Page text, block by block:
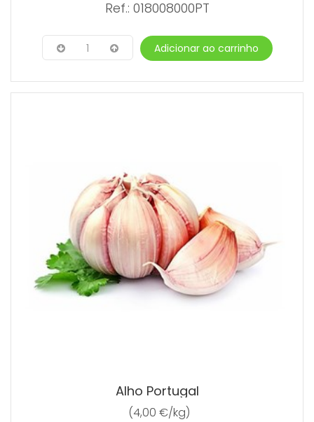
Ref.: 018008000PT
1 Adicionar ao carrinho
Alho Portugal
(4,00 €/kg)